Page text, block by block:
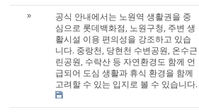
»
공식 안내에서는 노원역 생활권을 중
심으로 롯데백화점, 노원구청, 주변 생
활시설 이용 편의성을 강조하고 있습
니다. 중랑천, 당현천 수변공원, 온수근
린공원, 수락산 등 자연환경도 함께 언
급되어 도심 생활과 휴식 환경을 함께
고려할 수 있는 입지로 볼 수 있습니다.